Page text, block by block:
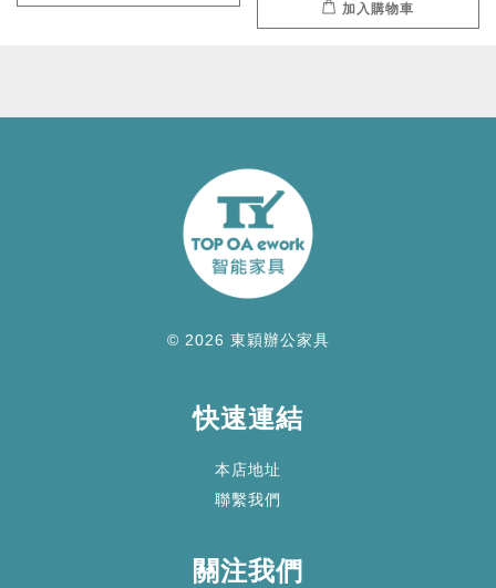
加入購物車
© 2026 東穎辦公家具
快速連結
本店地址
聯繫我們
關注我們